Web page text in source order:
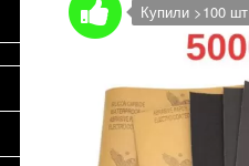
Купили >100 шт